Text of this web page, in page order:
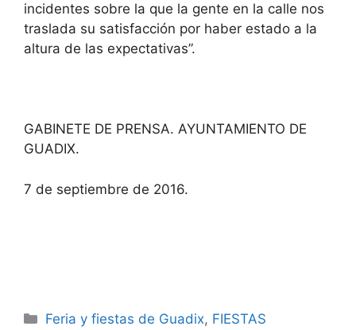
incidentes sobre la que la gente en la calle nos
traslada su satisfacción por haber estado a la
altura de las expectativas”.
GABINETE DE PRENSA. AYUNTAMIENTO DE
GUADIX.
7 de septiembre de 2016.
Categorías
Feria y fiestas de Guadix, FIESTAS